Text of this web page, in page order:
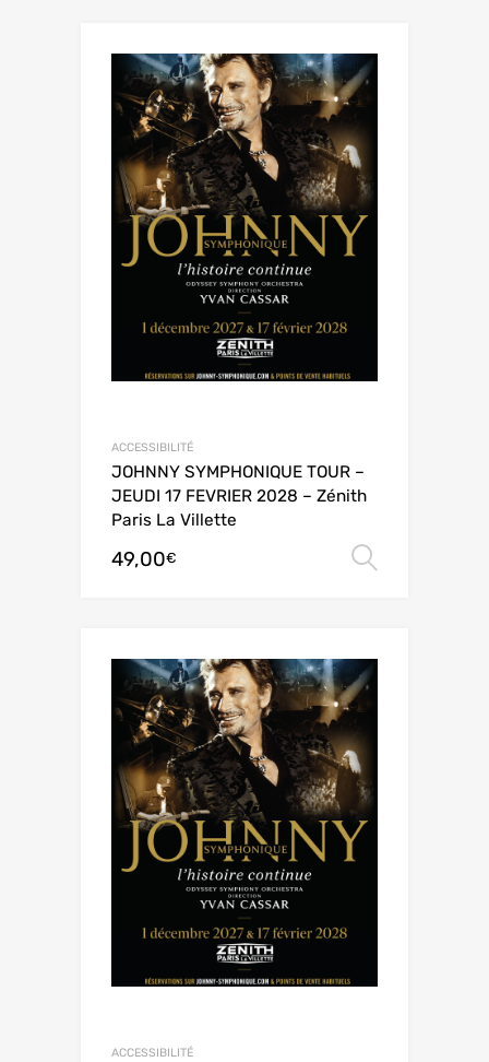
ACCESSIBILITÉ
JOHNNY SYMPHONIQUE TOUR –
JEUDI 17 FEVRIER 2028 – Zénith
Paris La Villette
49,00€
ACCESSIBILITÉ